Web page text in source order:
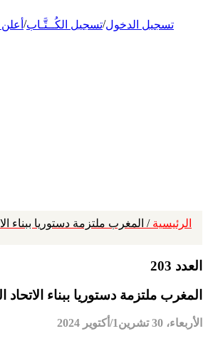
تسجيل الدخول/تسجيل الكُــتَّـاب/
الرئيسية / المغرب ملتزمة دستوريا ببناء
العدد 203
المغرب ملتزمة دستوريا ببناء
الأربعاء، 30 تشرين1/أكتوير 2024